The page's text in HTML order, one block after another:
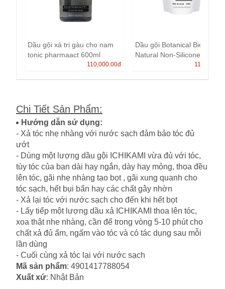
Dầu gội xả trị gàu cho nam
tonic pharmaact 600ml
110,000.00đ
Dầu gội Botanical Biorica
Natural Non-Silicone túi...
110,000.00
Chi Tiết Sản Phẩm:
Hướng dẫn sử dụng:
- Xả tóc nhẹ nhàng với nước sạch đảm bảo tóc đủ
ướt
- Dùng một lượng dầu gội ICHIKAMI vừa đủ với tóc,
tùy tóc của bạn dài hay ngắn, dày hay mỏng, thoa đều
lên tóc, gãi nhẹ nhàng tạo bọt , gãi xung quanh cho
tóc sạch, hết bụi bẩn hay các chất gây nhờn
- Xả lại tóc với nước sạch cho đến khi hết bọt
- Lấy tiếp một lượng dầu xả ICHIKAMI thoa lên tóc,
xoa thật nhe nhàng, cần để trong vòng 5-10 phút cho
chất xả đủ ẩm, ngấm vào tóc và có tác dụng sau mỗi
lần dùng
- Cuối cùng xả tóc lại với nước sạch
Mã sản phẩm: 4901417788054
Xuất xứ: Nhật Bản